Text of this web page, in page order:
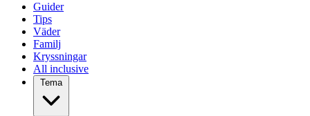
Guider
Tips
Väder
Familj
Kryssningar
All inclusive
Tema